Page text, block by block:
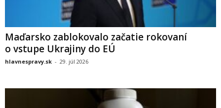
Maďarsko zablokovalo začatie rokovaní
o vstupe Ukrajiny do EÚ
hlavnespravy.sk - 29. júl 2026